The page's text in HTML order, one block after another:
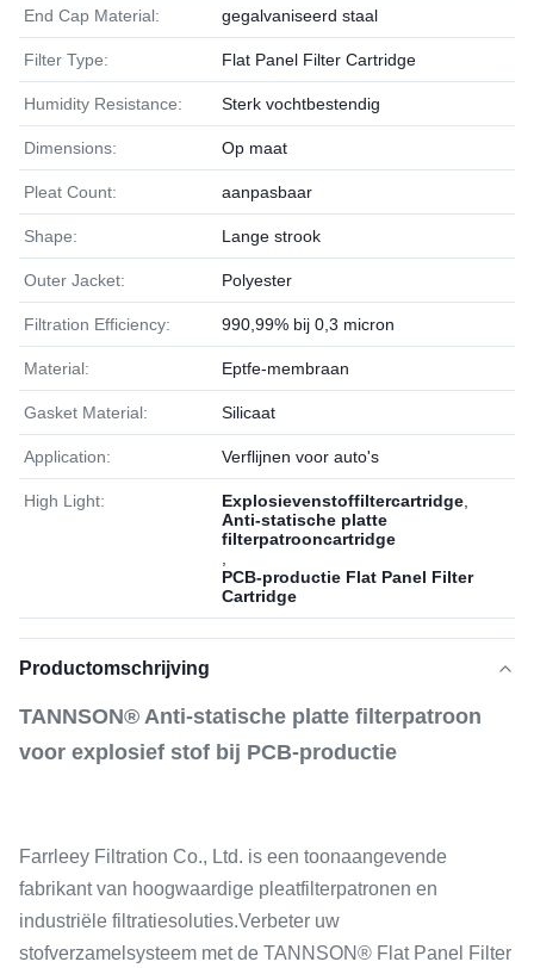
End Cap Material: gegalvaniseerd staal
Filter Type: Flat Panel Filter Cartridge
Humidity Resistance: Sterk vochtbestendig
Dimensions: Op maat
Pleat Count: aanpasbaar
Shape: Lange strook
Outer Jacket: Polyester
Filtration Efficiency: 990,99% bij 0,3 micron
Material: Eptfe-membraan
Gasket Material: Silicaat
Application: Verflijnen voor auto's
High Light: Explosievenstoffiltercartridge
Anti-statische platte
filterpatrooncartridge
PCB-productie Flat Panel Filter
Cartridge
Productomschrijving
TANNSON® Anti-statische platte filterpatroon
voor explosief stof bij PCB-productie
Farrleey Filtration Co., Ltd. is een toonaangevende
fabrikant van hoogwaardige pleatfilterpatronen en
industriële filtratiesoluties.Verbeter uw
stofverzamelsysteem met de TANNSON® Flat Panel Filter